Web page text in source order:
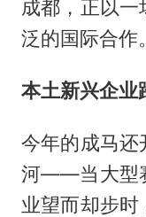
成都，正以
泛的国际合作。
本土新兴企业
今年的成马还
河——当大型
业望而却步